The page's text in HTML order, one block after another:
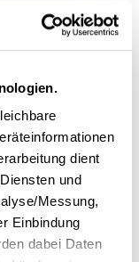
dient
und
Messung,
Einbindung
dabei Daten
Ablösung des
Methodik. Wir
und dabei
modernen
effizienteren